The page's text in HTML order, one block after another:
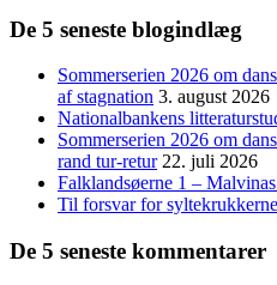
De 5 seneste blogindlæg
Sommerserien 2026 om
af stagnation 3. august 2026
Nationalbankens
Sommerserien 2026 om
rand tur-retur 22. juli 2026
Falklandsøerne 1 –
Til forsvar for syltekrukkerne
De 5 seneste kommentarer